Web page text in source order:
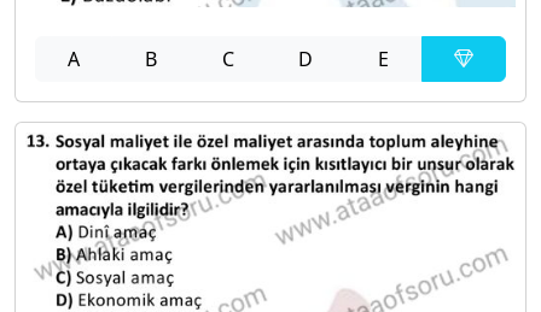
A B C D E